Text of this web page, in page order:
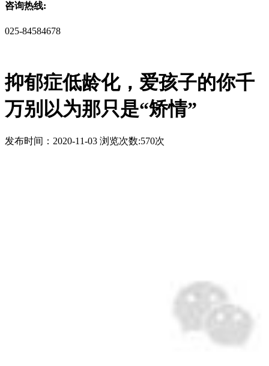
咨询热线:
025-84584678
抑郁症低龄化，爱孩子的你千
万别以为那只是“矫情”
发布时间：2020-11-03 浏览次数:570次